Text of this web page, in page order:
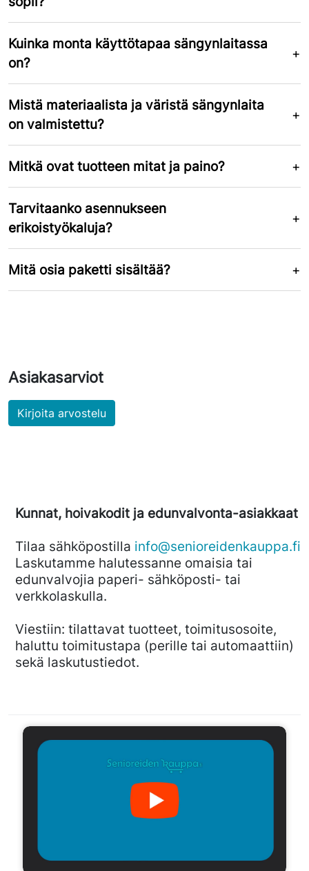
Kuinka monta käyttötapaa sängynlaitassa
on?
Mistä materiaalista ja väristä sängynlaita
on valmistettu?
Mitkä ovat tuotteen mitat ja paino?
Tarvitaanko asennukseen
erikoistyökaluja?
Mitä osia paketti sisältää?
Asiakasarviot
Kirjoita arvostelu
Kunnat, hoivakodit ja edunvalvonta-asiakkaat
Tilaa sähköpostilla info@senioreidenkauppa.fi
Laskutamme halutessanne omaisia tai
edunvalvojia paperi- sähköposti- tai
verkkolaskulla.
Viestiin: tilattavat tuotteet, toimitusosoite,
haluttu toimitustapa (perille tai automaattiin)
sekä laskutustiedot.